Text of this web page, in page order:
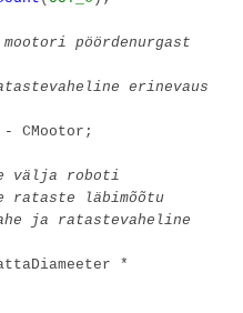
pöördenurgast
erinevaus
- CMootor;
välja roboti
rataste läbimõõtu
ja ratastevaheline
*